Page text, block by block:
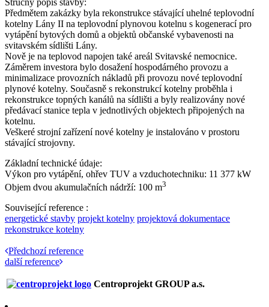
Předmětem zakázky byla rekonstrukce stávající uhelné teplovodní
kotelny Lány II na teplovodní plynovou kotelnu s kogenerací pro
vytápění bytových domů a objektů občanské vybavenosti na
svitavském sídlišti Lány.
Nově je na teplovod napojen také areál Svitavské nemocnice.
Záměrem investora bylo dosažení hospodárného provozu a
minimalizace provozních nákladů při provozu nové teplovodní
plynové kotelny. Současně s rekonstrukcí kotelny proběhla i
rekonstrukce topných kanálů na sídlišti a byly realizovány nové
předávací stanice tepla v jednotlivých objektech připojených na
kotelnu.
Veškeré strojní zařízení nové kotelny je instalováno v prostoru
stávající strojovny.
Základní technické údaje:
Výkon pro vytápění, ohřev TUV a vzduchotechniku: 11 377 kW
Objem dvou akumulačních nádrží: 100 m3
Související reference :
energetické stavby projekt kotelny projektová dokumentace
rekonstrukce kotelny
Předchozí reference
další reference
Centroprojekt GROUP a.s.